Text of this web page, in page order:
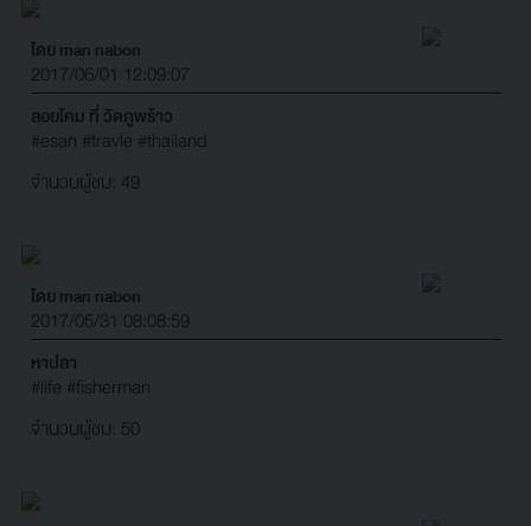
โดย man nabon
2017/06/01 12:09:07
ลอยโคม ที่ วัดภูพร้าว
#esan #travle #thailand
จำนวนผู้ชม: 49
โดย man nabon
2017/05/31 08:08:59
หาปลา
#life #fisherman
จำนวนผู้ชม: 50